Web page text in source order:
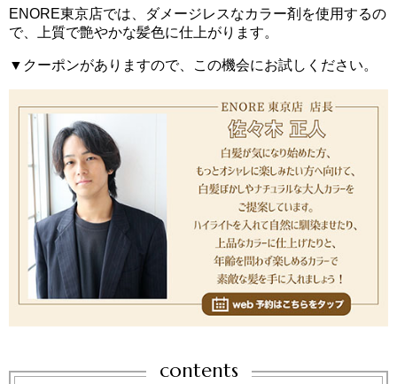
ENORE東京店では、ダメージレスなカラー剤を使用するの
で、上質で艶やかな髪色に仕上がります。
▼クーポンがありますので、この機会にお試しください。
contents